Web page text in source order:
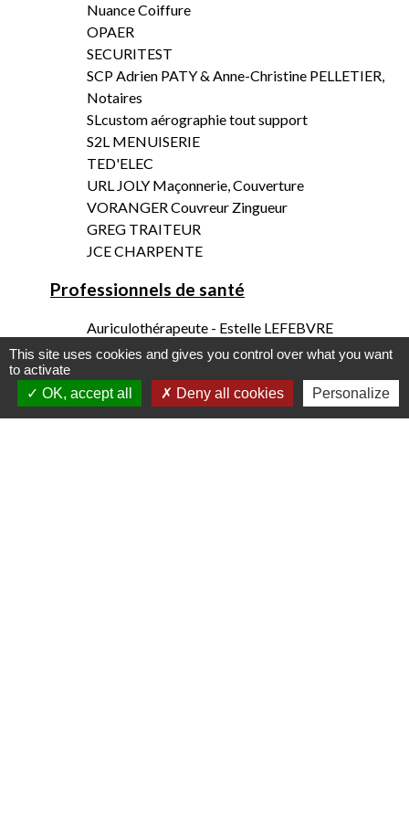
Nuance Coiffure
OPAER
SECURITEST
SCP Adrien PATY & Anne-Christine PELLETIER,
Notaires
SLcustom aérographie tout support
S2L MENUISERIE
TED'ELEC
URL JOLY Maçonnerie, Couverture
VORANGER Couvreur Zingueur
GREG TRAITEUR
JCE CHARPENTE
Professionnels de santé
Auriculothérapeute - Estelle LEFEBVRE
Chiropracteure et Doula - Marine MOREL
Hypnothérapeute - Carole LAI CHO TOAT
Infirmières - FORNI & CARTERON
This site uses cookies and gives you control over what you want
to activate
OK, accept all
Deny all cookies Personalize